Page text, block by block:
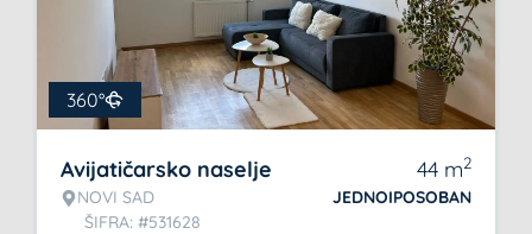
360°
Avijatičarsko naselje
NOVI SAD
ŠIFRA: #531628
44 m2
JEDNOIPOSOBAN